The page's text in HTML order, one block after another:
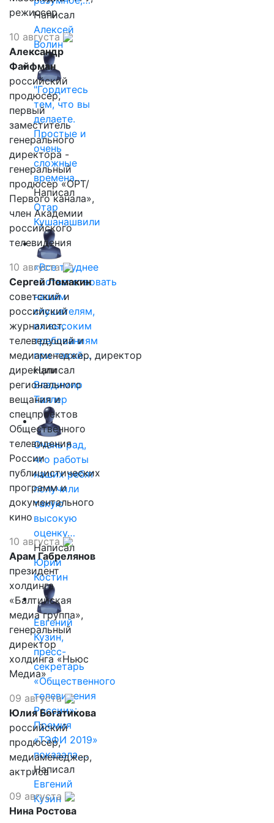
Написал
Алексей
Волин
"Гордитесь
тем, что вы
делаете.
Простые и
очень
сложные
времена…
Написал
Отар
Кушанашвили
«Все труднее
соответствовать
нашим
слушателям,
их высоким
требованиям
при такой…
Написал
Владимир
Таллер
Очень рад,
что работы
наших ребят
получили
такую
высокую
оценку…
Написал
Юрий
Костин
Евгений
Кузин,
пресс-
секретарь
«Общественного
телевидения
России»:
Премия
«ТЭФИ 2019»
показала,…
Написал
Евгений
Кузин
режиссер.
10 августа
Александр
Файфман
российский
продюсер,
первый
заместитель
генерального
директора -
генеральный
продюсер «ОРТ/
Первого канала»,
член Академии
российского
телевидения
10 августа
Сергей Ломакин
советский и
российский
журналист,
телеведущий и
медиаменеджер, директор
дирекции
регионального
вещания и
спецпроектов
Общественного
телевидения
России
публицистических
программ и
документального
кино
10 августа
Арам Габрелянов
президент
холдинга
«Балтийская
медиа группа»,
генеральный
директор
холдинга «Ньюс
Медиа»
09 августа
Юлия Богатикова
российский
продюсер,
медиаменеджер,
актриса
09 августа
Нина Ростова